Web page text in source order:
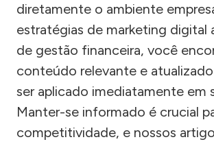
diretamente o ambiente
estratégias de marketing digital
de gestão financeira, você
conteúdo relevante e
ser aplicado imediatamente em
Manter-se informado é crucial
competitividade, e nossos